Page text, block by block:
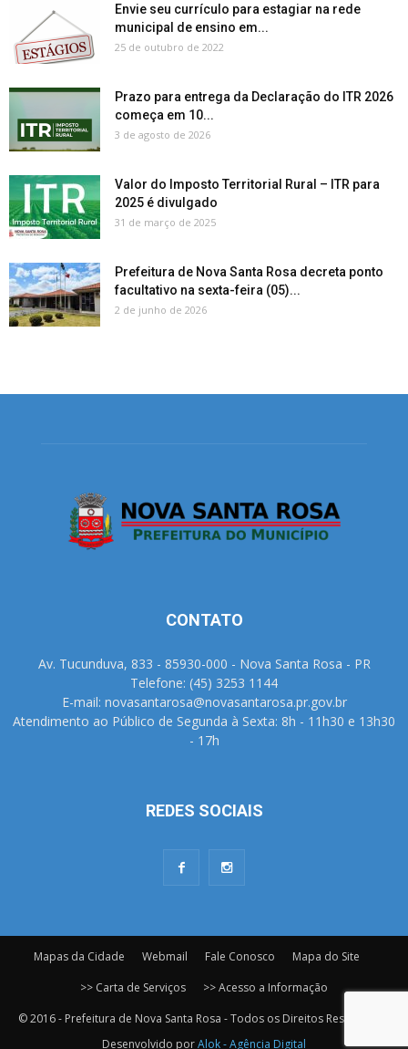
Envie seu currículo para estagiar na rede
municipal de ensino em...
25 de outubro de 2022
Prazo para entrega da Declaração do ITR 2026
começa em 10...
3 de agosto de 2026
Valor do Imposto Territorial Rural – ITR para
2025 é divulgado
31 de março de 2025
Prefeitura de Nova Santa Rosa decreta ponto
facultativo na sexta-feira (05)...
2 de junho de 2026
CONTATO
Av. Tucunduva, 833 - 85930-000 - Nova Santa Rosa - PR
Telefone: (45) 3253 1144
E-mail: novasantarosa@novasantarosa.pr.gov.br
Atendimento ao Público de Segunda à Sexta: 8h - 11h30 e 13h30
- 17h
REDES SOCIAIS
Mapas da Cidade Webmail Fale Conosco
Mapa do Site
>> Carta de Serviços
>> Acesso a Informação
© 2016 - Prefeitura de Nova Santa Rosa - Todos os Direitos Reservados.
Desenvolvido porAlok - Agência Digital